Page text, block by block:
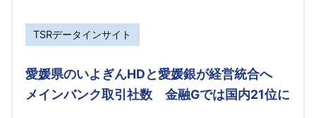
TSRデータインサイト
愛媛県のいよぎんHDと愛媛銀が経営統合へ
メインバンク取引社数 金融Gでは国内21位に